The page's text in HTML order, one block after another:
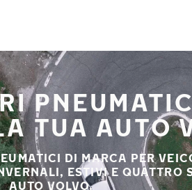
TUA AUTO
DI MARCA PER
ESTIVI E QUATTRO
AUTO VOLVO.